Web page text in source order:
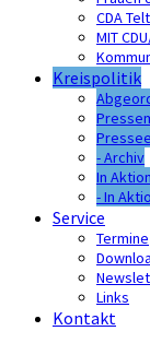
CDA
MIT
Kreispolitik
- Archiv
In
- In
Service
Termine
Links
Kontakt